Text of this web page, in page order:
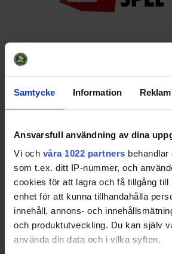
Samtycke Information
Ansvarsfull användning av dina
Vi och våra 1022 partners behandlar
som t.ex. ditt IP-nummer, och
cookies för att lagra och få tillgång till
enhet för att kunna tillhandahålla
innehåll, annons- och
och produktutveckling. Du kan själv
använda din data och i vilka syften.
Officiella partners